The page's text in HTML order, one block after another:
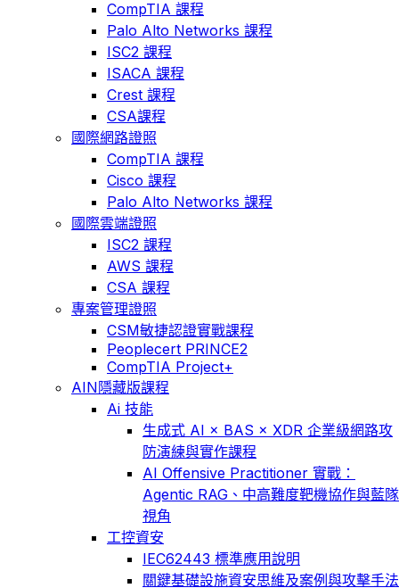
CompTIA 課程
Palo Alto Networks 課程
ISC2 課程
ISACA 課程
Crest 課程
CSA課程
國際網路證照
CompTIA 課程
Cisco 課程
Palo Alto Networks 課程
國際雲端證照
ISC2 課程
AWS 課程
CSA 課程
專案管理證照
CSM敏捷認證實戰課程
Peoplecert PRINCE2
CompTIA Project+
AIN隱藏版課程
Ai 技能
生成式 AI × BAS × XDR 企業級網路攻
防演練與實作課程
AI Offensive Practitioner 實戰：
Agentic RAG、中高難度靶機協作與藍隊
視角
工控資安
IEC62443 標準應用說明
關鍵基礎設施資安思維及案例與攻擊手法